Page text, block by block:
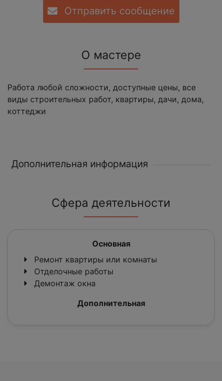
Отправить сообщение
О мастере
Работа любой сложности, доступные цены, все
виды строительных работ, квартиры, дачи, дома,
коттеджи
Дополнительная информация
Сфера деятельности
Основная
Ремонт квартиры или комнаты
Отделочные работы
Демонтаж окна
Дополнительная